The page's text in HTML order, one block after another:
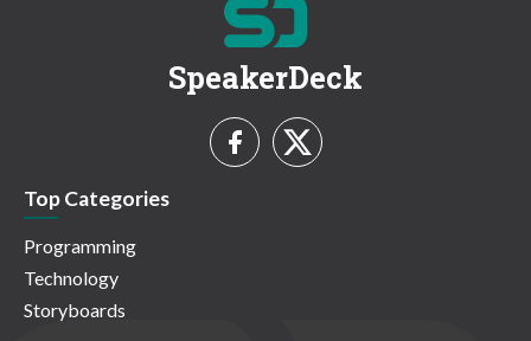
SpeakerDeck
Top Categories
Programming
Technology
Storyboards